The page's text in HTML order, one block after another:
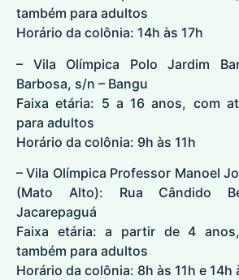
também para adultos
Horário da colônia: 14h às 17h
– Vila Olímpica Polo Jardim
Barbosa, s/n – Bangu
Faixa etária: 5 a 16 anos, com
para adultos
Horário da colônia: 9h às 11h
– Vila Olímpica Professor Manoel
(Mato Alto): Rua Cândido
Jacarepaguá
Faixa etária: a partir de 4
também para adultos
Horário da colônia: 8h às 11h e 14h